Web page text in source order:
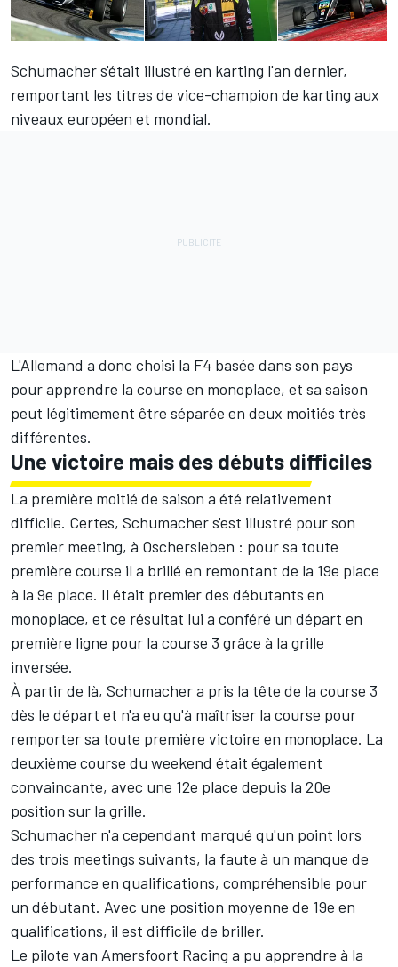
Schumacher s'était illustré en karting l'an dernier,
remportant les titres de vice-champion de karting aux
niveaux européen et mondial.
L'Allemand a donc choisi la F4 basée dans son pays
pour apprendre la course en monoplace, et sa saison
peut légitimement être séparée en deux moitiés très
différentes.
Une victoire mais des débuts difficiles
La première moitié de saison a été relativement
difficile. Certes, Schumacher s'est illustré pour son
premier meeting, à Oschersleben : pour sa toute
première course il a brillé en remontant de la 19e place
à la 9e place. Il était premier des débutants en
monoplace, et ce résultat lui a conféré un départ en
première ligne pour la course 3 grâce à la grille
inversée.
À partir de là, Schumacher a pris la tête de la course 3
dès le départ et n'a eu qu'à maîtriser la course pour
remporter sa toute première victoire en monoplace. La
deuxième course du weekend était également
convaincante, avec une 12e place depuis la 20e
position sur la grille.
Schumacher n'a cependant marqué qu'un point lors
des trois meetings suivants, la faute à un manque de
performance en qualifications, compréhensible pour
un débutant. Avec une position moyenne de 19e en
qualifications, il est difficile de briller.
Le pilote van Amersfoort Racing a pu apprendre à la